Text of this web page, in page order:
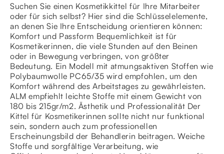
Suchen Sie einen Kosmetikkittel für Ihre Mitarbeiter
oder für sich selbst? Hier sind die Schlüsselelemente,
an denen Sie Ihre Entscheidung orientieren können:
Komfort und Passform Bequemlichkeit ist für
Kosmetikerinnen, die viele Stunden auf den Beinen
oder in Bewegung verbringen, von größter
Bedeutung. Ein Modell mit atmungsaktiven Stoffen wie
Polybaumwolle PC65/35 wird empfohlen, um den
Komfort während des Arbeitstages zu gewährleisten.
ALM empfiehlt leichte Stoffe mit einem Gewicht von
180 bis 215gr/m2. Ästhetik und Professionalität Der
Kittel für Kosmetikerinnen sollte nicht nur funktional
sein, sondern auch zum professionellen
Erscheinungsbild der Behandlerin beitragen. Weiche
Stoffe und sorgfältige Verarbeitung, wie